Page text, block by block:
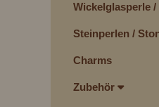
Wickelglasperle /
Steinperlen /
Charms
Zubehör